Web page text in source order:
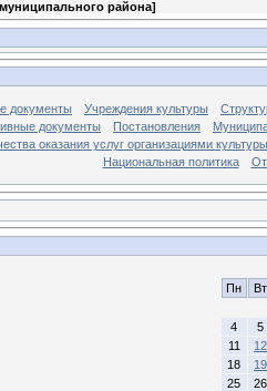
района]
документы Учреждения культуры
документы
Постановления
оказания услуг организациями культуры
Национальная политика
Пн Вт
4
5
11
12
18
19
25
26